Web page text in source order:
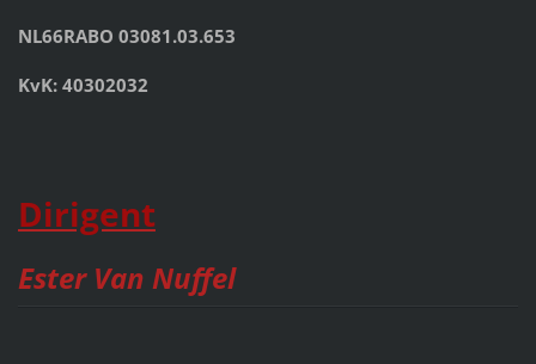
NL66RABO 03081.03.653
KvK: 40302032
Dirigent
Ester Van Nuffel